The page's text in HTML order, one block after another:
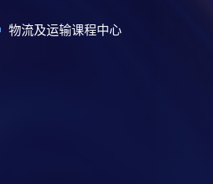
物流及运输课程中心